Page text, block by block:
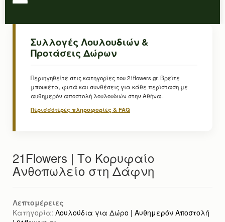
Συλλογές Λουλουδιών &
Προτάσεις Δώρων
Περιηγηθείτε στις κατηγορίες του 21flowers.gr. Βρείτε
μπουκέτα, φυτά και συνθέσεις για κάθε περίσταση με
αυθημερόν αποστολή λουλουδιών στην Αθήνα.
Περισσότερες πληροφορίες & FAQ
21Flowers | Το Κορυφαίο
Ανθοπωλείο στη Δάφνη
Λεπτομέρειες
Κατηγορία: Λουλούδια για Δώρο | Αυθημερόν Αποστολή